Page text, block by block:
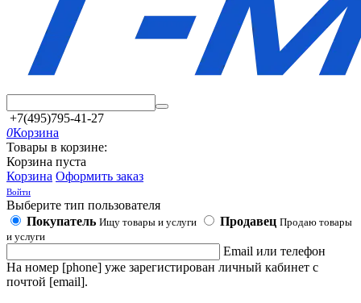
+7(495)795-41-27
0Корзина
Товары в корзине:
Корзина пуста
Корзина Оформить заказ
Войти
Выберите тип пользователя
Покупатель Ищу товары и услуги Продавец Продаю товары
и услуги
Email или телефон
На номер [phone] уже зарегистирован личный кабинет с
почтой [email].